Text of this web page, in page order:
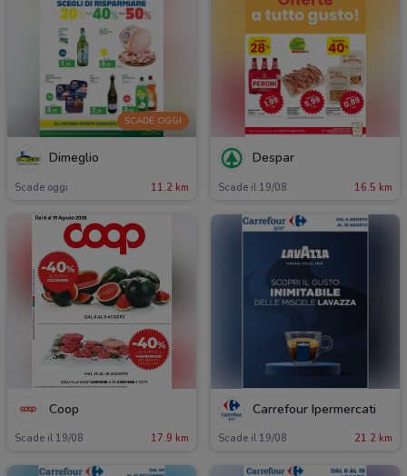
SCADE OGGI
Dimeglio
Scade oggi 11.2 km
Despar
Scade il 19/08 16.5 km
Coop
Scade il 19/08 17.9 km
Carrefour Ipermercati
Scade il 19/08 21.2 km